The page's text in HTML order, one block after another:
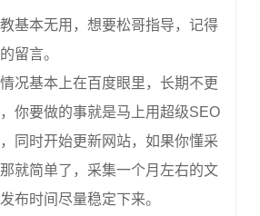
基本无用，想要松哥指导，记得
留言。
况基本上在百度眼里，长期不更
你要做的事就是马上用超级SEO
同时开始更新网站，如果你懂采
就简单了，采集一个月左右的文
布时间尽量稳定下来。